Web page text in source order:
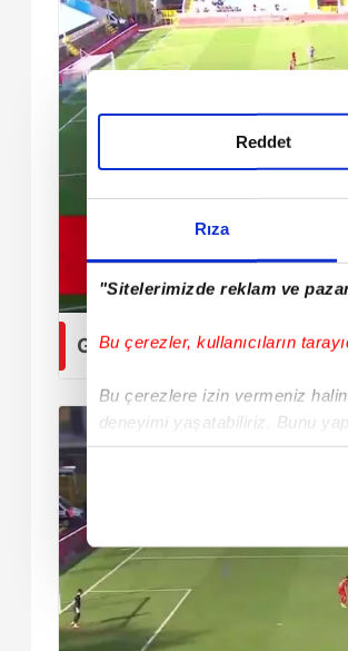
Rıza
"Sitelerimizde reklam ve
Bu çerezler, kullanıcıların
Bu çerezlere izin vermeniz
deneyimi yaşatabiliriz. Bunu
içerikleri sunabilmek adına
Sizlere daha iyi bir hizmet
çerezler vasıtasıyla çeşitli
amacıyla kullanılmaktadır.
Reddet
GOL: Svit Seslar | Eyüpspor